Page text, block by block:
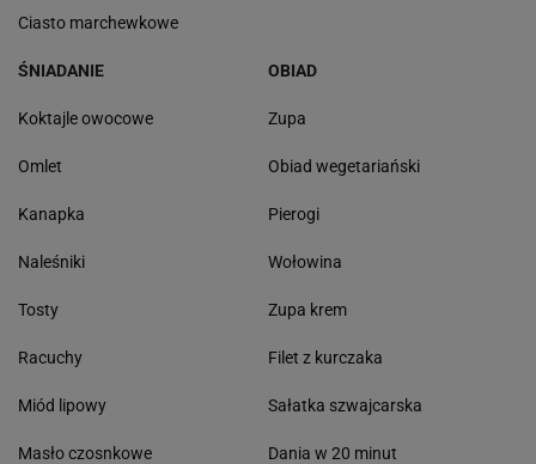
Ciasto marchewkowe
ŚNIADANIE
Koktajle owocowe
Omlet
Kanapka
Naleśniki
Tosty
Racuchy
Miód lipowy
Masło czosnkowe
OBIAD
Zupa
Obiad wegetariański
Pierogi
Wołowina
Zupa krem
Filet z kurczaka
Sałatka szwajcarska
Dania w 20 minut